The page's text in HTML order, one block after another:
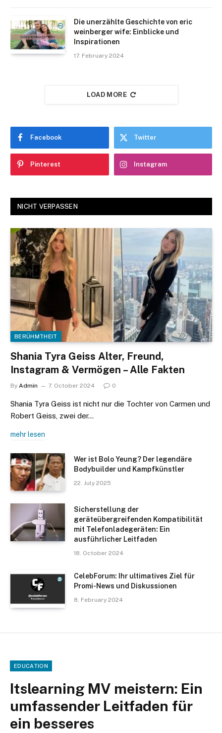
Die unerzählte Geschichte von eric
weinberger wife: Einblicke und
Inspirationen
17. February 2024
LOAD MORE
Facebook Twitter
Pinterest Instagram
NICHT VERPASSEN
BERÜHMTHEIT
Shania Tyra Geiss Alter, Freund,
Instagram & Vermögen – Alle Fakten
By Admin 7. October 2024 0
Shania Tyra Geiss ist nicht nur die Tochter von Carmen und
Robert Geiss, zwei der…
mehr lesen
Wer ist Bolo Yeung? Der legendäre
Bodybuilder und Kampfkünstler
22. July 2025
Sicherstellung der
geräteübergreifenden Kompatibilität
mit Telefonladegeräten: Ein
ausführlicher Leitfaden
18. October 2024
CelebForum: Ihr ultimatives Ziel für
Promi-News und Diskussionen
8. February 2024
EDUCATION
Itslearning MV meistern: Ein
umfassender Leitfaden für
ein besseres